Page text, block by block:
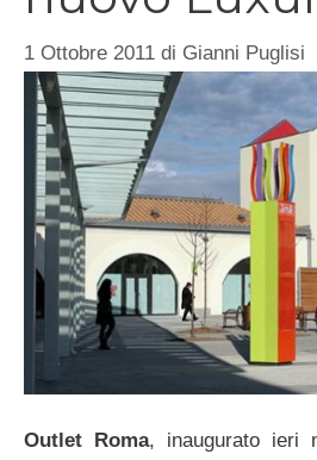
1 Ottobre 2011 di Gianni Puglisi
Outlet Roma, inaugurato ieri